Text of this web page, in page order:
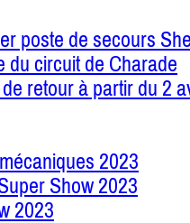
poste de secours
du circuit de Charade
retour à partir du 2
2023
Show 2023
2023